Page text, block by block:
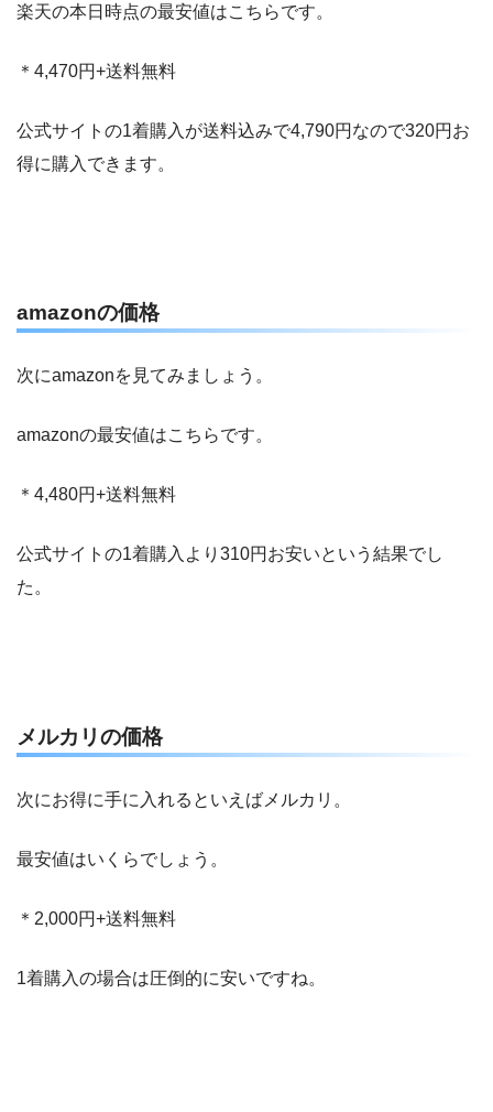
楽天の本日時点の最安値はこちらです。
＊4,470円+送料無料
公式サイトの1着購入が送料込みで4,790円なので320円お
得に購入できます。
amazonの価格
次にamazonを見てみましょう。
amazonの最安値はこちらです。
＊4,480円+送料無料
公式サイトの1着購入より310円お安いという結果でし
た。
メルカリの価格
次にお得に手に入れるといえばメルカリ。
最安値はいくらでしょう。
＊2,000円+送料無料
1着購入の場合は圧倒的に安いですね。